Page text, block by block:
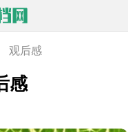
观后感
感